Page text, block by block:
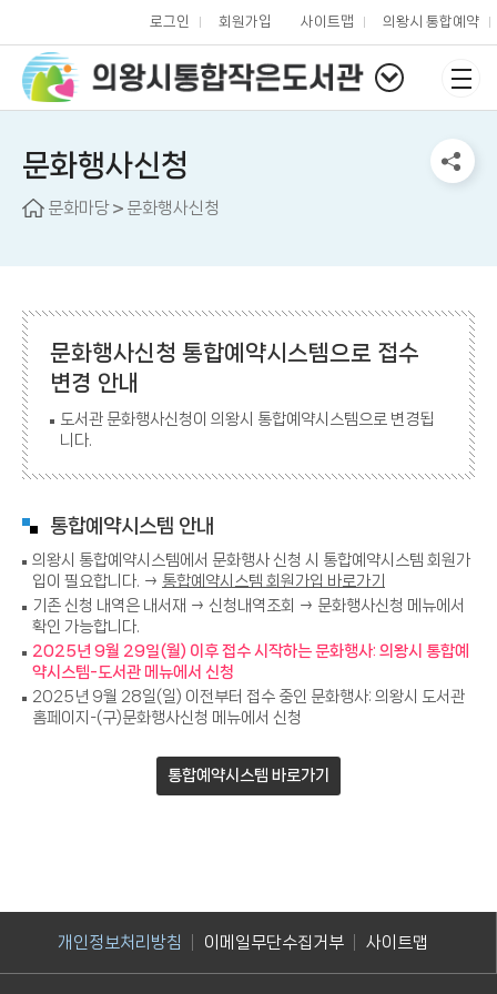
로그인 회원가입 사이트맵 의왕시 통합예약
문화행사신청
문화마당 문화행사신청
문화행사신청 통합예약시스템으로 접수
변경 안내
도서관 문화행사신청이 의왕시 통합예약시스템으로 변경됩
니다.
통합예약시스템 안내
의왕시 통합예약시스템에서 문화행사 신청 시 통합예약시스템 회원가
입이 필요합니다. → 통합예약시스템 회원가입 바로가기
기존 신청 내역은 내서재 → 신청내역조회 → 문화행사신청 메뉴에서
확인 가능합니다.
2025년 9월 29일(월) 이후 접수 시작하는 문화행사: 의왕시 통합예
약시스템-도서관 메뉴에서 신청
2025년 9월 28일(일) 이전부터 접수 중인 문화행사: 의왕시 도서관
홈페이지-(구)문화행사신청 메뉴에서 신청
통합예약시스템 바로가기
개인정보처리방침 이메일무단수집거부 사이트맵